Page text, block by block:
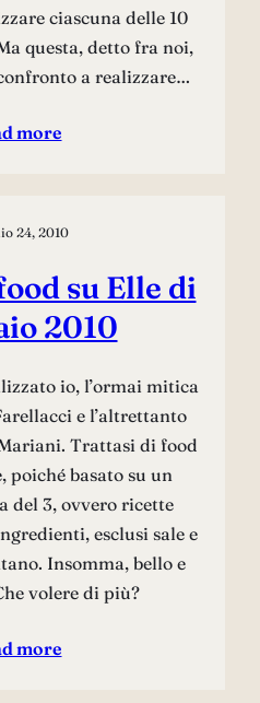
ciascuna delle 10
questa, detto fra noi,
a realizzare…
more
24, 2010
su Elle di
2010
io, l’ormai mitica
e l’altrettanto
Trattasi di food
poiché basato su un
del 3, ovvero ricette
esclusi sale e
Insomma, bello e
volere di più?
more